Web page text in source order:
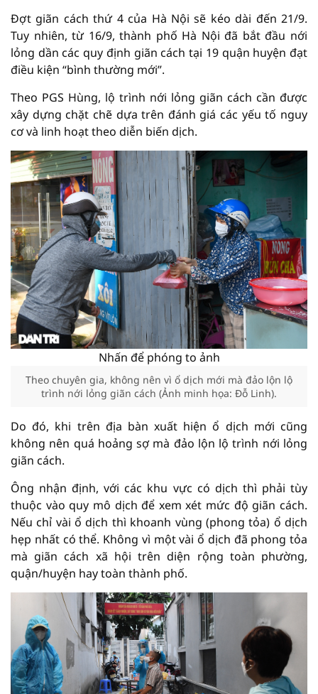
Đợt giãn cách thứ 4 của Hà Nội sẽ kéo dài đến 21/9.
Tuy nhiên, từ 16/9, thành phố Hà Nội đã bắt đầu nới
lỏng dần các quy định giãn cách tại 19 quận huyện đạt
điều kiện “bình thường mới”.
Theo PGS Hùng, lộ trình nới lỏng giãn cách cần được
xây dựng chặt chẽ dựa trên đánh giá các yếu tố nguy
cơ và linh hoạt theo diễn biến dịch.
Nhấn để phóng to ảnh
Theo chuyên gia, không nên vì ổ dịch mới mà đảo lộn lộ
trình nới lỏng giãn cách (Ảnh minh họa: Đỗ Linh).
Do đó, khi trên địa bàn xuất hiện ổ dịch mới cũng
không nên quá hoảng sợ mà đảo lộn lộ trình nới lỏng
giãn cách.
Ông nhận định, với các khu vực có dịch thì phải tùy
thuộc vào quy mô dịch để xem xét mức độ giãn cách.
Nếu chỉ vài ổ dịch thì khoanh vùng (phong tỏa) ổ dịch
hẹp nhất có thể. Không vì một vài ổ dịch đã phong tỏa
mà giãn cách xã hội trên diện rộng toàn phường,
quận/huyện hay toàn thành phố.